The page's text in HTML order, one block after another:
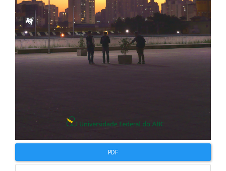
PDF